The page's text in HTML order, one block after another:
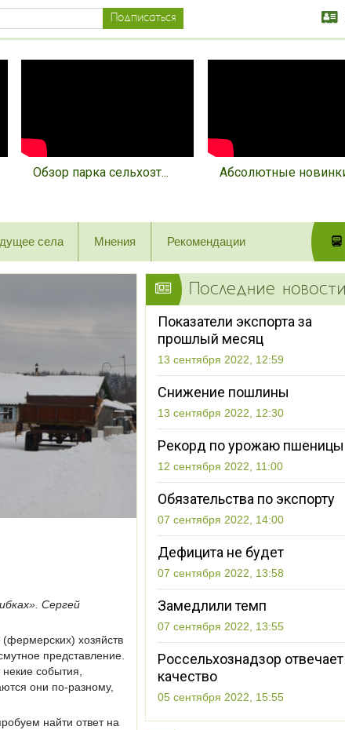
Обзор парка сельхозт... Абсолютные
села Мнения Рекомендации
Сергей
(фермерских) хозяйств
представление.
события,
они по-разному,
найти ответ на
Последние новости
Показатели экспорта за
прошлый месяц
13 сентября 2022, 12:59
Снижение пошлины
13 сентября 2022, 12:30
Рекорд по урожаю пшеницы
12 сентября 2022, 11:00
Обязательства по экспорту
07 сентября 2022, 14:00
Дефицита не будет
07 сентября 2022, 13:58
Замедлили темп
07 сентября 2022, 13:55
Россельхознадзор отвечает
качество
05 сентября 2022, 15:55